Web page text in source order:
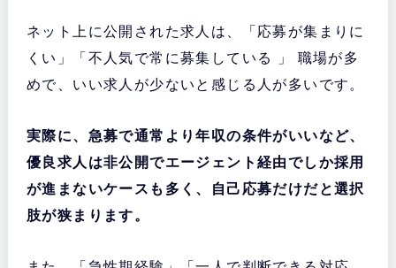
ネット上に公開された求人は、「応募が集まりに
くい」「不人気で常に募集している 」 職場が多
めで、いい求人が少ないと感じる人が多いです。
実際に、急募で通常より年収の条件がいいなど、
優良求人は非公開でエージェント経由でしか採用
が進まないケースも多く、自己応募だけだと選択
肢が狭まります。